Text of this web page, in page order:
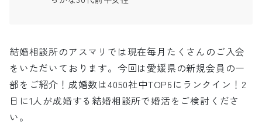
結婚相談所のアスマリでは現在毎月たくさんのご入会
をいただいております。今回は愛媛県の新規会員の一
部をご紹介！成婚数は4050社中TOP6にランクイン！2
日に1人が成婚する結婚相談所で婚活をご検討くださ
い。